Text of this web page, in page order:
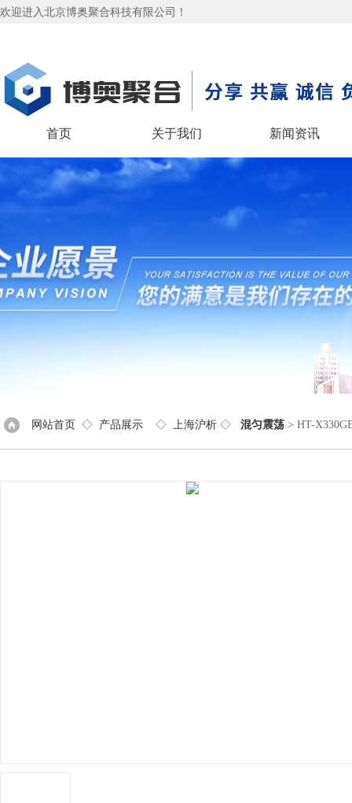
欢迎进入北京博奥聚合科技有限公司！
首页 关于我们 新闻资讯
网站首页 ◇ 产品展示 ◇ 上海沪析 ◇ 混匀震荡 > HT-